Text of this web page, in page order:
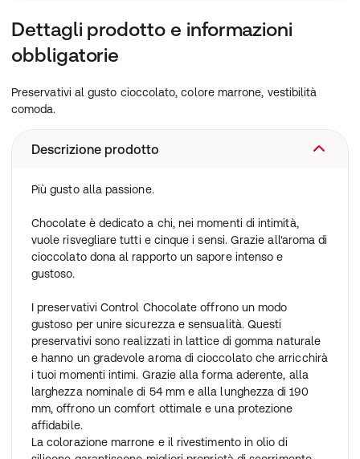
Dettagli prodotto e informazioni
obbligatorie
Preservativi al gusto cioccolato, colore marrone, vestibilità
comoda.
Descrizione prodotto
Più gusto alla passione.
Chocolate è dedicato a chi, nei momenti di intimità,
vuole risvegliare tutti e cinque i sensi. Grazie all'aroma di
cioccolato dona al rapporto un sapore intenso e
gustoso.
I preservativi Control Chocolate offrono un modo
gustoso per unire sicurezza e sensualità. Questi
preservativi sono realizzati in lattice di gomma naturale
e hanno un gradevole aroma di cioccolato che arricchirà
i tuoi momenti intimi. Grazie alla forma aderente, alla
larghezza nominale di 54 mm e alla lunghezza di 190
mm, offrono un comfort ottimale e una protezione
affidabile.
La colorazione marrone e il rivestimento in olio di